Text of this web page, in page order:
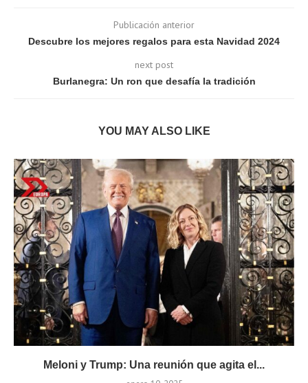
Publicación anterior
Descubre los mejores regalos para esta Navidad 2024
next post
Burlanegra: Un ron que desafía la tradición
YOU MAY ALSO LIKE
Meloni y Trump: Una reunión que agita el...